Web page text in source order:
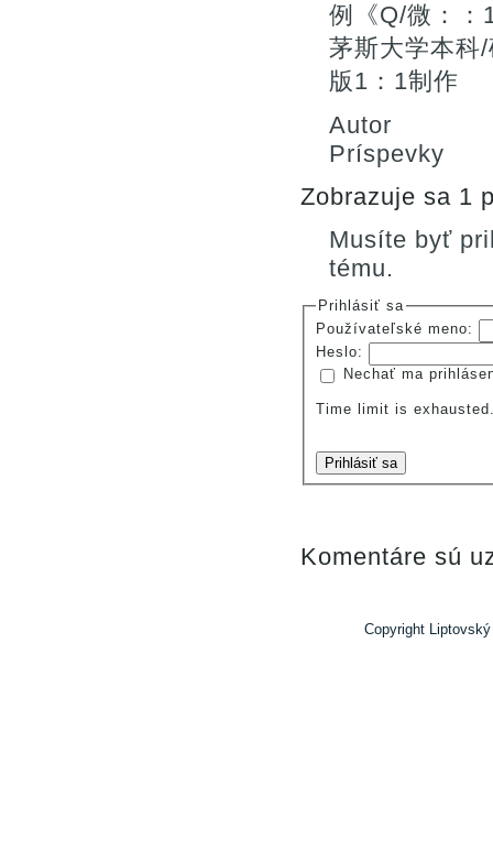
例《Q/微：：
茅斯大学本科
版1：1制作
Autor
Príspevky
Zobrazuje sa 1
Musíte byť
tému.
Prihlásiť sa
Používateľské meno:
Heslo:
Nechať ma
Time limit is
Prihlásiť sa
Komentáre sú
Copyright